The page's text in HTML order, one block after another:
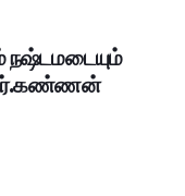
நஷ்டமடையும்
ஆர்.கண்ணன்